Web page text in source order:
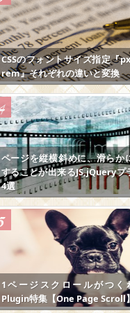
CSSのフォントサイズ指定『
rem』それぞれの違いと変換
ページを縦横斜めに、滑らか
することが出来るJS,jQueryプ
4選
1ページスクロールがつく
Plugin特集【One Page Scroll